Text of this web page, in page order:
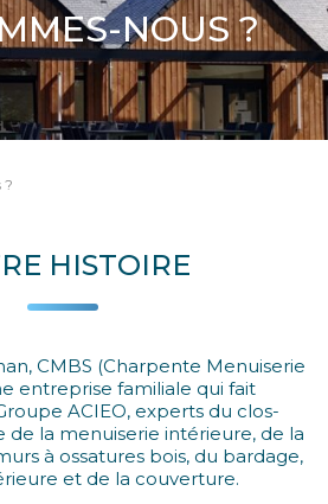
NOUS ?
?
HISTOIRE
CMBS (Charpente Menuiserie
entreprise familiale qui fait
ACIEO, experts du clos-
de la menuiserie intérieure, de la
à ossatures bois, du bardage,
et de la couverture.